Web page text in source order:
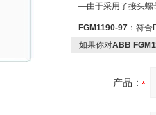
—由于采用了接头螺
FGM1190-97 ：符
如果你对ABB
产品：